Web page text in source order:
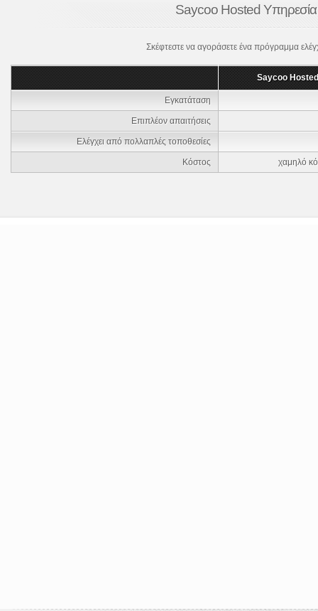
Saycoo Hosted Υπηρεσία
Σκέφτεστε να αγοράσετε ένα πρόγραμμα
Saycoo
Εγκατάταση
Επιπλέον απαιτήσεις
Ελέγχει από πολλαπλές τοποθεσίες
Κόστος χαμηλό